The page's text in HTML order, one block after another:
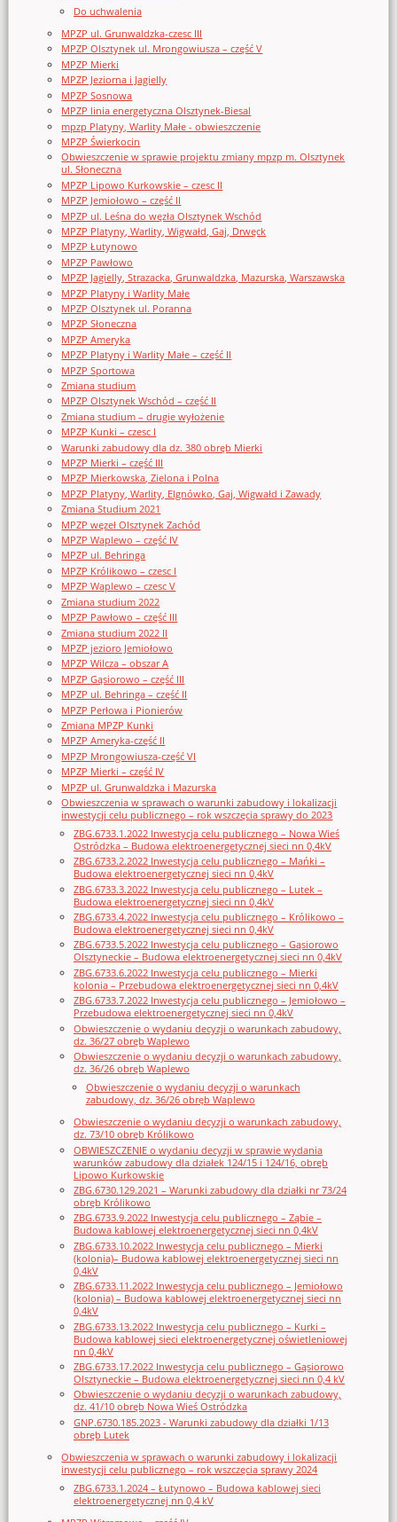
Do uchwalenia
MPZP ul. Grunwaldzka-czesc III
MPZP Olsztynek ul. Mrongowiusza – część V
MPZP Mierki
MPZP Jeziorna i Jagielly
MPZP Sosnowa
MPZP linia energetyczna Olsztynek-Biesal
mpzp Platyny, Warlity Małe - obwieszczenie
MPZP Świerkocin
Obwieszczenie w sprawie projektu zmiany mpzp m. Olsztynek
ul. Słoneczna
MPZP Lipowo Kurkowskie – czesc II
MPZP Jemiołowo – część II
MPZP ul. Leśna do węzła Olsztynek Wschód
MPZP Platyny, Warlity, Wigwałd, Gaj, Drwęck
MPZP Łutynowo
MPZP Pawłowo
MPZP Jagielly, Strazacka, Grunwaldzka, Mazurska, Warszawska
MPZP Platyny i Warlity Małe
MPZP Olsztynek ul. Poranna
MPZP Słoneczna
MPZP Ameryka
MPZP Platyny i Warlity Małe – część II
MPZP Sportowa
Zmiana studium
MPZP Olsztynek Wschód – część II
Zmiana studium – drugie wyłożenie
MPZP Kunki – czesc I
Warunki zabudowy dla dz. 380 obręb Mierki
MPZP Mierki – część III
MPZP Mierkowska, Zielona i Polna
MPZP Platyny, Warlity, Elgnówko, Gaj, Wigwałd i Zawady
Zmiana Studium 2021
MPZP węzeł Olsztynek Zachód
MPZP Waplewo – część IV
MPZP ul. Behringa
MPZP Królikowo – czesc I
MPZP Waplewo – czesc V
Zmiana studium 2022
MPZP Pawłowo – część III
Zmiana studium 2022 II
MPZP jezioro Jemiołowo
MPZP Wilcza – obszar A
MPZP Gąsiorowo – część III
MPZP ul. Behringa – część II
MPZP Perłowa i Pionierów
Zmiana MPZP Kunki
MPZP Ameryka-część II
MPZP Mrongowiusza-część VI
MPZP Mierki – część IV
MPZP ul. Grunwaldzka i Mazurska
Obwieszczenia w sprawach o warunki zabudowy i lokalizacji
inwestycji celu publicznego – rok wszczęcia sprawy do 2023
ZBG.6733.1.2022 Inwestycja celu publicznego – Nowa Wieś
Ostródzka – Budowa elektroenergetycznej sieci nn 0,4kV
ZBG.6733.2.2022 Inwestycja celu publicznego – Mańki –
Budowa elektroenergetycznej sieci nn 0,4kV
ZBG.6733.3.2022 Inwestycja celu publicznego – Lutek –
Budowa elektroenergetycznej sieci nn 0,4kV
ZBG.6733.4.2022 Inwestycja celu publicznego – Królikowo –
Budowa elektroenergetycznej sieci nn 0,4kV
ZBG.6733.5.2022 Inwestycja celu publicznego – Gąsiorowo
Olsztyneckie – Budowa elektroenergetycznej sieci nn 0,4kV
ZBG.6733.6.2022 Inwestycja celu publicznego – Mierki
kolonia – Przebudowa elektroenergetycznej sieci nn 0,4kV
ZBG.6733.7.2022 Inwestycja celu publicznego – Jemiołowo –
Przebudowa elektroenergetycznej sieci nn 0,4kV
Obwieszczenie o wydaniu decyzji o warunkach zabudowy,
dz. 36/27 obręb Waplewo
Obwieszczenie o wydaniu decyzji o warunkach zabudowy,
dz. 36/26 obręb Waplewo
Obwieszczenie o wydaniu decyzji o warunkach
zabudowy, dz. 36/26 obręb Waplewo
Obwieszczenie o wydaniu decyzji o warunkach zabudowy,
dz. 73/10 obręb Królikowo
OBWIESZCZENIE o wydaniu decyzji w sprawie wydania
warunków zabudowy dla działek 124/15 i 124/16, obręb
Lipowo Kurkowskie
ZBG.6730.129.2021 – Warunki zabudowy dla działki nr 73/24
obręb Królikowo
ZBG.6733.9.2022 Inwestycja celu publicznego – Ząbie –
Budowa kablowej elektroenergetycznej sieci nn 0,4kV
ZBG.6733.10.2022 Inwestycja celu publicznego – Mierki
(kolonia)– Budowa kablowej elektroenergetycznej sieci nn
0,4kV
ZBG.6733.11.2022 Inwestycja celu publicznego – Jemiołowo
(kolonia) – Budowa kablowej elektroenergetycznej sieci nn
0,4kV
ZBG.6733.13.2022 Inwestycja celu publicznego – Kurki –
Budowa kablowej sieci elektroenergetycznej oświetleniowej
nn 0,4kV
ZBG.6733.17.2022 Inwestycja celu publicznego – Gąsiorowo
Olsztyneckie – Budowa elektroenergetycznej sieci nn 0,4 kV
Obwieszczenie o wydaniu decyzji o warunkach zabudowy,
dz. 41/10 obręb Nowa Wieś Ostródzka
GNP.6730.185.2023 - Warunki zabudowy dla działki 1/13
obręb Lutek
Obwieszczenia w sprawach o warunki zabudowy i lokalizacji
inwestycji celu publicznego – rok wszczęcia sprawy 2024
ZBG.6733.1.2024 – Łutynowo – Budowa kablowej sieci
elektroenergetycznej nn 0,4 kV